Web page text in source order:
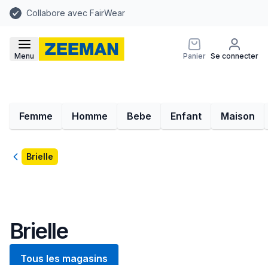
Collabore avec FairWear
Menu Panier Se connecter
Femme Homme Bebe Enfant Maison
RetourBrielle
Brielle
Tous les magasins